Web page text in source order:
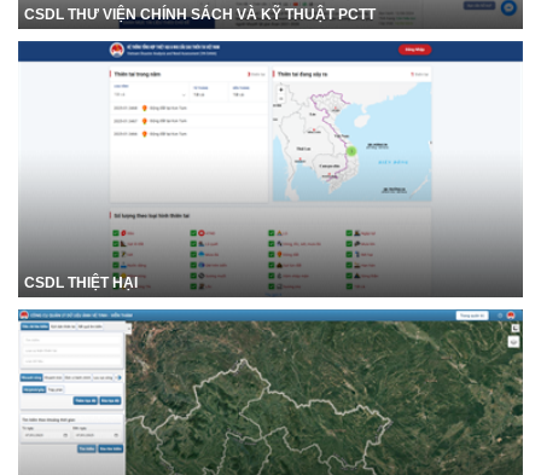
CSDL THƯ VIỆN CHÍNH SÁCH VÀ KỸ THUẬT PCTT
CSDL THIỆT HẠI